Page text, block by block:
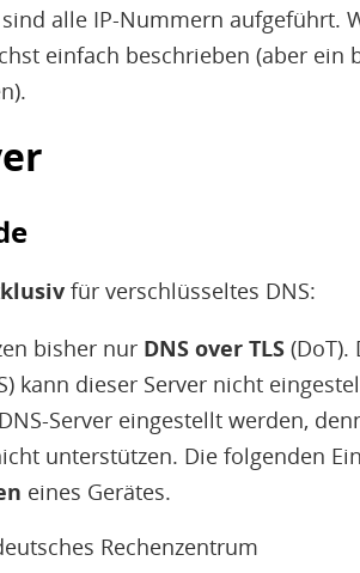
alle IP-Nummern aufgeführt.
einfach beschrieben (aber ein
für verschlüsseltes DNS:
bisher nur DNS over TLS(DoT).
kann dieser Server nicht
Server eingestellt werden,
unterstützen. Die folgenden
eines Gerätes.
Rechenzentrum